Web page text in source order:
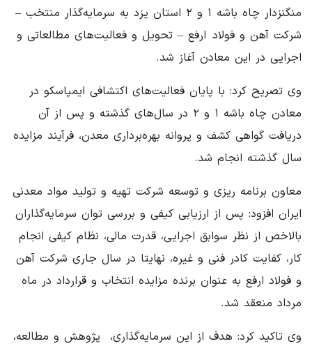
منگنزدار چاه باشه ۱ و ۲ استان یزد به سرمایه‌گذار منتخب –
شرکت آهن و فولاد ارفع – تحویل و فعالیت‌های مطالعاتی و
اجرایی در این معادن آغاز شد.
وی تصریح کرد: با پایان فعالیت‌های اکتشافی ایمپاسکو در
معادن چاه باشه ۱ و ۲ در سال‌های گذشته و پس از آن
دریافت گواهی کشف و پروانه بهره‌برداری معدن، فرآیند مزایده
سال گذشته انجام شد.
معاون برنامه ریزی و توسعه شرکت تهیه و تولید مواد معدنی
ایران افزود: پس از ارزیابی کیفی و بررسی توان سرمایه‌گذاران
بالاخص از نظر سوابق اجرایی، قدرت مالی، نظام کیفی انجام
کار، کفایت کادر فنی و غیره، نهایتا در سال جاری شرکت آهن
و فولاد ارفع به عنوان برنده مزایده انتخاب و قرارداد در ماه
مرداد منعقد شد.
وی تاکید کرد: هدف از این سرمایه‌گذاری، ‌ پژوهش و مطالعه،